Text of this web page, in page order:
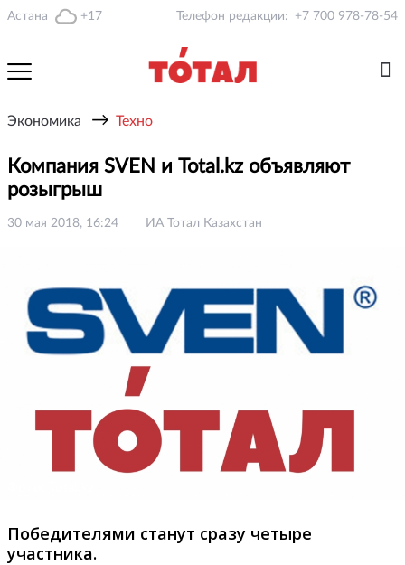
Астана +17 Телефон редакции: +7 700 978-78-54
Экономика → Техно
Компания SVEN и Total.kz объявляют
розыгрыш
30 мая 2018, 16:24 ИА Тотал Казахстан
Победителями станут сразу четыре
участника.